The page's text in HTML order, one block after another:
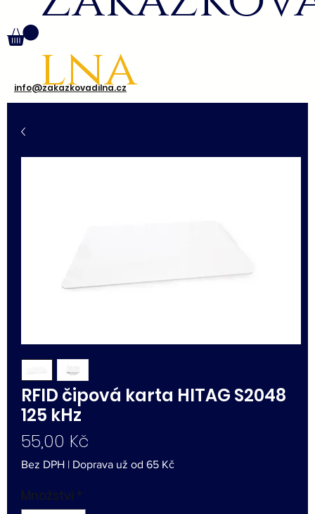
info@zakazkovadilna.cz
lna
RFID čipová karta HITAG S2048
125 kHz
55,00 Kč
Bez DPH | Doprava už od 65 Kč
Množství *